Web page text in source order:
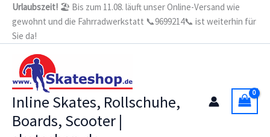
Zum
Inhalt
springen
Urlaubszeit! 🏖️ Bis zum 11.08. läuft unser Online-Versand wie
gewohnt und die Fahrradwerkstatt 📞9699214📞 ist weiterhin für
Sie da!
Inline Skates, Rollschuhe,
Boards, Scooter |
Skating
Bowden
Cable
Menge